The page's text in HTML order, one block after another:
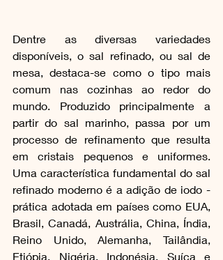
Dentre as diversas variedades
disponíveis, o sal refinado, ou sal de
mesa, destaca-se como o tipo mais
comum nas cozinhas ao redor do
mundo. Produzido principalmente a
partir do sal marinho, passa por um
processo de refinamento que resulta
em cristais pequenos e uniformes.
Uma característica fundamental do sal
refinado moderno é a adição de iodo -
prática adotada em países como EUA,
Brasil, Canadá, Austrália, China, Índia,
Reino Unido, Alemanha, Tailândia,
Etiópia, Nigéria, Indonésia, Suíça e